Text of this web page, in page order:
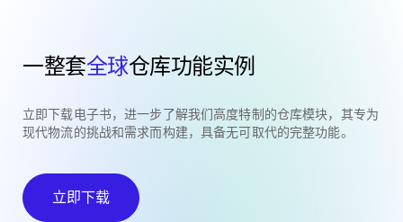
一整套全球仓库功能实例
立即下载电子书，进一步了解我们高度特制的仓库模块，其专为
现代物流的挑战和需求而构建，具备无可取代的完整功能。
立即下载